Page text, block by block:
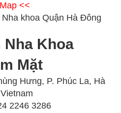
<<
khoa Quận Hà Đông
Nha Khoa
Mặt
Hưng, P. Phúc La, Hà
2246 3286